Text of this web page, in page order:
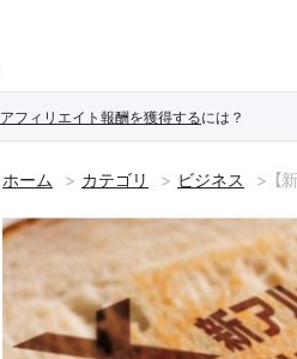
アフィリエイト報酬を獲得するには？
ホーム カテゴリ ビジネス